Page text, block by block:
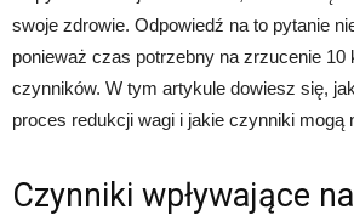
swoje zdrowie. Odpowiedź na to pytanie
ponieważ czas potrzebny na zrzucenie 10
czynników. W tym artykule dowiesz się,
proces redukcji wagi i jakie czynniki mogą
Czynniki wpływające